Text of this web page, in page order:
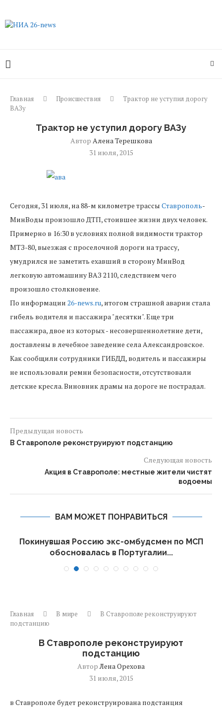
Главная Происшествия
Трактор не уступил дорогу
ВАЗу
Трактор не уступил дорогу ВАЗу
Автор Алена Терешкова
31 июля, 2015
Сегодня, 31 июля, на88-м километре трассы Ставрополь-
МинВоды произошло ДТП,стоившее жизни двухчеловек.
Примерно в 16:30 в условиях полной видимости трактор
МТЗ-80, выезжая с проселочной дороги натрассу,
умудрился не заметить ехавший в сторонуМинВод
легковую автомашинуВАЗ 2110,следствием чего
произошло столкновение.
По информации 26-news.ru, итогом страшной аварии стала
гибель водителя и пассажира"десятки".Еще три
пассажира, двое из которых- несовершеннолетние дети,
доставлены в лечебное заведение селаАлександровское.
Каксообщили сотрудники ГИБДД, водитель и пассажиры
не использовали ремни безопасности,отсутствовали
детские кресла.Виновник драмы на дороге не пострадал.
Предыдущая новость
В Ставрополе реконструируют подстанцию
Следующая новость
Акция в Ставрополе: местные жители чистят
водоемы
ВАМ МОЖЕТ ПОНРАВИТЬСЯ
Покинувшая Россию экс-омбудсмен по МСП
обосновалась в Португалии...
Главная В мире
В Ставрополе реконструируют
подстанцию
В Ставрополе реконструируют
подстанцию
АвторЛена Орехова
31 июля, 2015
в Ставрополе будет реконструирована подстанция